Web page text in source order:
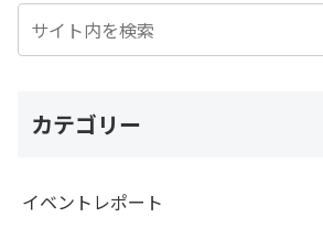
カテゴリー
イベントレポート